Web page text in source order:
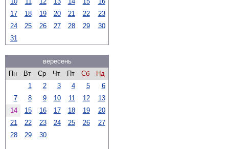
17
18 19 20 21 22
23
24
25 26 27 28 29
30
31
вересень
Пн
Вт Ср Чт Пт Сб
Нд
1
2 3 4 5
6
7
8 9 10 11 12
13
14
15 16 17 18 19
20
21
22 23 24 25 26
27
28
29 30